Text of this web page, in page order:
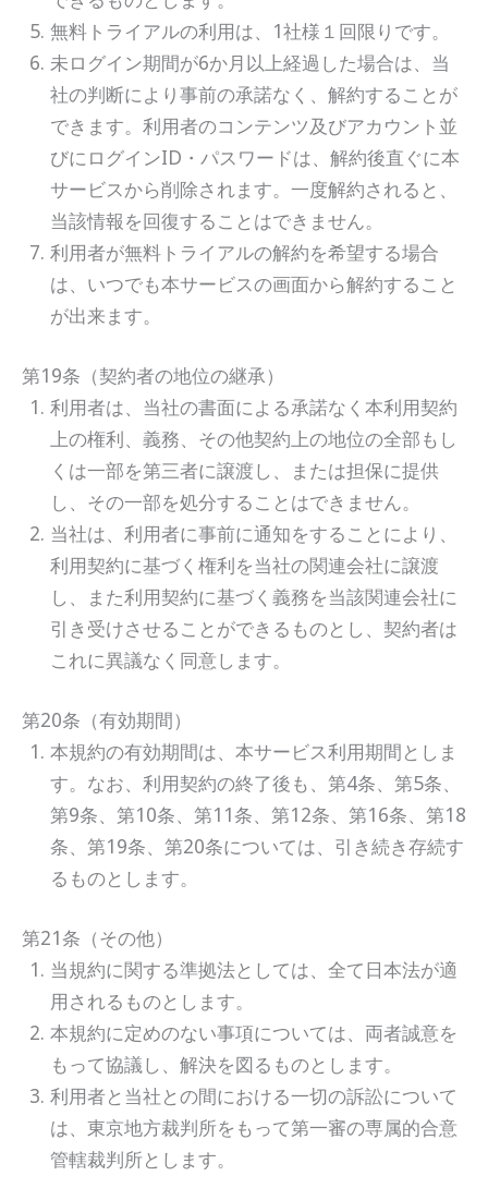
無料トライアルの利用は、1社様１回限りです。
未ログイン期間が6か月以上経過した場合は、当
社の判断により事前の承諾なく、解約することが
できます。利用者のコンテンツ及びアカウント並
びにログインID・パスワードは、解約後直ぐに本
サービスから削除されます。一度解約されると、
当該情報を回復することはできません。
利用者が無料トライアルの解約を希望する場合
は、いつでも本サービスの画面から解約すること
が出来ます。
第19条（契約者の地位の継承）
利用者は、当社の書面による承諾なく本利用契約
上の権利、義務、その他契約上の地位の全部もし
くは一部を第三者に譲渡し、または担保に提供
し、その一部を処分することはできません。
当社は、利用者に事前に通知をすることにより、
利用契約に基づく権利を当社の関連会社に譲渡
し、また利用契約に基づく義務を当該関連会社に
引き受けさせることができるものとし、契約者は
これに異議なく同意します。
第20条（有効期間）
本規約の有効期間は、本サービス利用期間としま
す。なお、利用契約の終了後も、第4条、第5条、
第9条、第10条、第11条、第12条、第16条、第18
条、第19条、第20条については、引き続き存続す
るものとします。
第21条（その他）
当規約に関する準拠法としては、全て日本法が適
用されるものとします。
本規約に定めのない事項については、両者誠意を
もって協議し、解決を図るものとします。
利用者と当社との間における一切の訴訟について
は、東京地方裁判所をもって第一審の専属的合意
管轄裁判所とします。